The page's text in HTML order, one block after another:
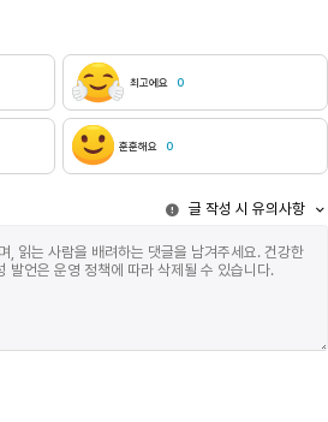
최고에요 0
훈훈해요 0
글 작성 시 유의사항